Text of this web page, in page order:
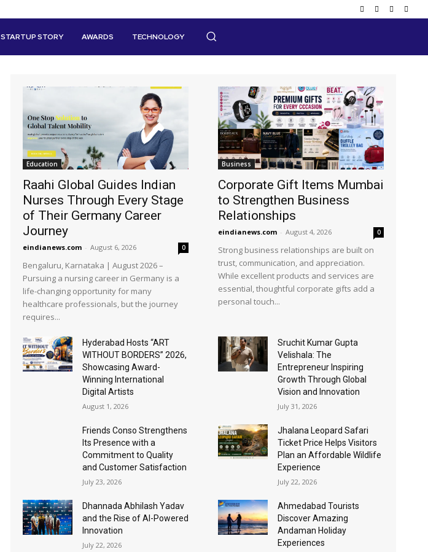
STARTUP STORY AWARDS TECHNOLOGY
Education
Raahi Global Guides Indian
Nurses Through Every Stage
of Their Germany Career
Journey
eindianews.com - August 6, 2026 0
Bengaluru, Karnataka | August 2026 –
Pursuing a nursing career in Germany is a
life-changing opportunity for many
healthcare professionals, but the journey
requires...
Business
Corporate Gift Items Mumbai
to Strengthen Business
Relationships
eindianews.com - August 4, 2026 0
Strong business relationships are built on
trust, communication, and appreciation.
While excellent products and services are
essential, thoughtful corporate gifts add a
personal touch...
Hyderabad Hosts “ART
WITHOUT BORDERS” 2026,
Showcasing Award-
Winning International
Digital Artists
August 1, 2026
Sruchit Kumar Gupta
Velishala: The
Entrepreneur Inspiring
Growth Through Global
Vision and Innovation
July 31, 2026
Friends Conso Strengthens
Its Presence with a
Commitment to Quality
and Customer Satisfaction
July 23, 2026
Jhalana Leopard Safari
Ticket Price Helps Visitors
Plan an Affordable Wildlife
Experience
July 22, 2026
Dhannada Abhilash Yadav
and the Rise of AI-Powered
Innovation
July 22, 2026
Ahmedabad Tourists
Discover Amazing
Andaman Holiday
Experiences